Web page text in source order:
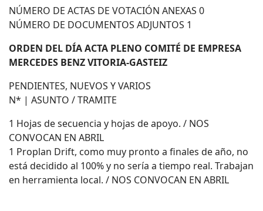
NÚMERO DE ACTAS DE VOTACIÓN ANEXAS 0
NÚMERO DE DOCUMENTOS ADJUNTOS 1
ORDEN DEL DÍA ACTA PLENO COMITÉ DE EMPRESA
MERCEDES BENZ VITORIA-GASTEIZ
PENDIENTES, NUEVOS Y VARIOS
N* | ASUNTO / TRAMITE
1 Hojas de secuencia y hojas de apoyo. / NOS
CONVOCAN EN ABRIL
1 Proplan Drift, como muy pronto a finales de año, no
está decidido al 100% y no sería a tiempo real. Trabajan
en herramienta local. / NOS CONVOCAN EN ABRIL